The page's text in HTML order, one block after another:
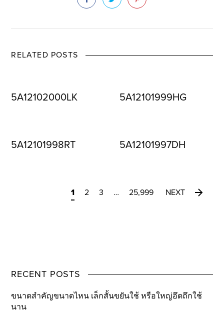
RELATED POSTS
5A12102000LK 5A12101999HG
5A12101998RT 5A12101997DH
1 2 3 … 25,999 NEXT
RECENT POSTS
ขนาดสำคัญขนาดไหน เล็กสั้นขยันใช้ หรือใหญ่อึดถึกใช้
นาน